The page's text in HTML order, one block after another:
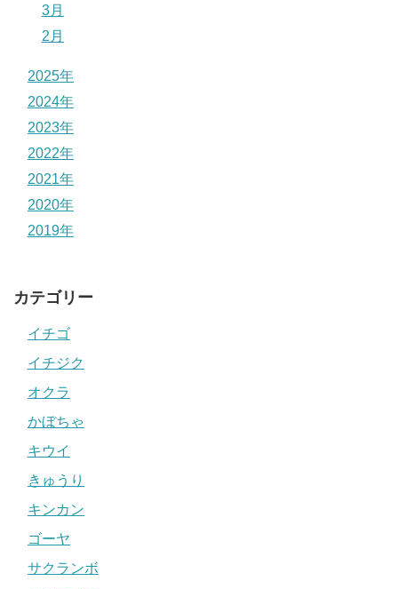
3月
2月
2025年
2024年
2023年
2022年
2021年
2020年
2019年
カテゴリー
イチゴ
イチジク
オクラ
かぼちゃ
キウイ
きゅうり
キンカン
ゴーヤ
サクランボ